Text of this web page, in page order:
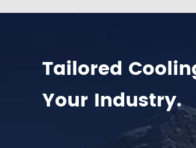
Tailored
Your Industry.